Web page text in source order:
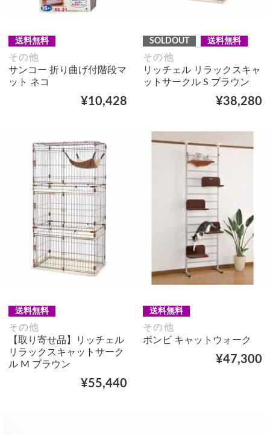
送料無料
その他
サンコー 折り曲げ付階段マ
ット ネコ
¥10,428
SOLDOUT 送料無料
その他
リッチェル リラックスキャ
ットサークル S ブラウン
¥38,280
送料無料
その他
【取り寄せ品】リッチェル
リラックスキャットサーク
ル M ブラウン
¥55,440
送料無料
その他
ボンビ キャットウォーク
¥47,300